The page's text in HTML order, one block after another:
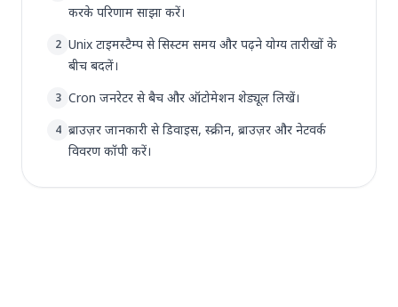
करके परिणाम साझा करें।
2 Unix टाइमस्टैम्प से सिस्टम समय और पढ़ने योग्य तारीखों के
बीच बदलें।
3 Cron जनरेटर से बैच और ऑटोमेशन शेड्यूल लिखें।
4 ब्राउज़र जानकारी से डिवाइस, स्क्रीन, ब्राउज़र और नेटवर्क
विवरण कॉपी करें।